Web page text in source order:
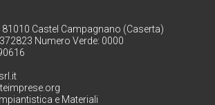
Castel Campagnano (Caserta)
Numero Verde: 0000
e Materiali